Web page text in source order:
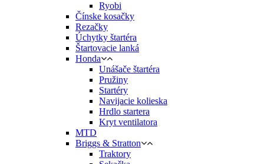
Ryobi
Čínske kosačky
Rezačky
Úchytky štartéra
Štartovacie lanká
Honda
Unášače štartéra
Pružiny
Startéry
Navijacie kolieska
Hrdlo startera
Kryt ventilatora
MTD
Briggs & Stratton
Traktory